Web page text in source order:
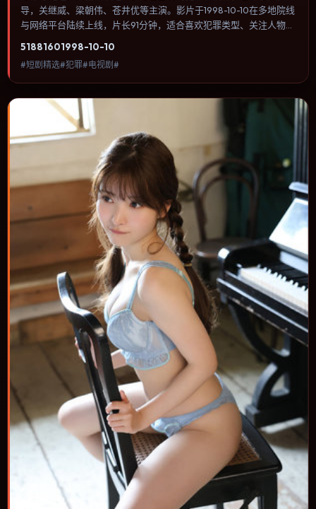
导，关继威、梁朝伟、苍井优等主演。影片于1998-10-10在多地院线
与网络平台陆续上线，片长91分钟，适合喜欢犯罪类型、关注人物命
听语言统一，可作为休闲观影或类型片补片的选择。
51881601998-10-10
#短剧精选#犯罪#电视剧#